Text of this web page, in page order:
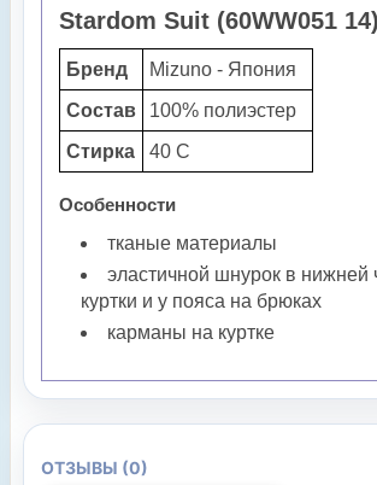
Stardom Suit (60WW051 14)
Бренд
Mizuno - Япония
Состав
100% полиэстер
Стирка
40 С
Особенности
тканые материалы
эластичной шнурок в нижней
куртки и у пояса на брюках
карманы на куртке
ОТЗЫВЫ (0)